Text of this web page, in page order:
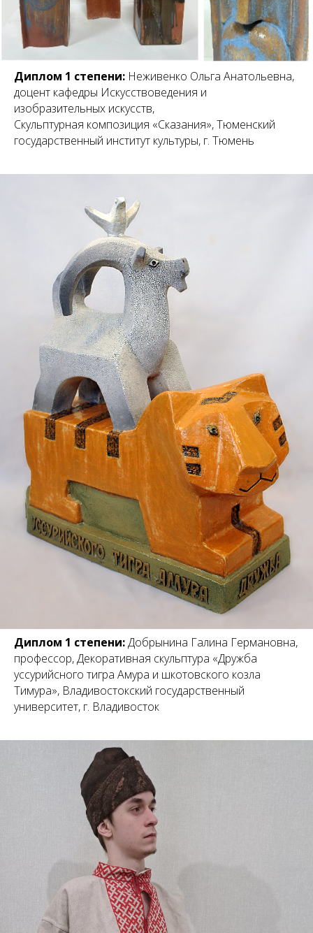
Диплом 1 степени: Неживенко Ольга Анатольевна,
доцент кафедры Искусствоведения и
изобразительных искусств,
Скульптурная композиция «Сказания», Тюменский
государственный институт культуры, г. Тюмень
Диплом 1 степени:Добрынина Галина Германовна,
профессор, Декоративная скульптура «Дружба
уссурийсного тигра Амура и шкотовского козла
Тимура», Владивостокский государственный
университет, г. Владивосток